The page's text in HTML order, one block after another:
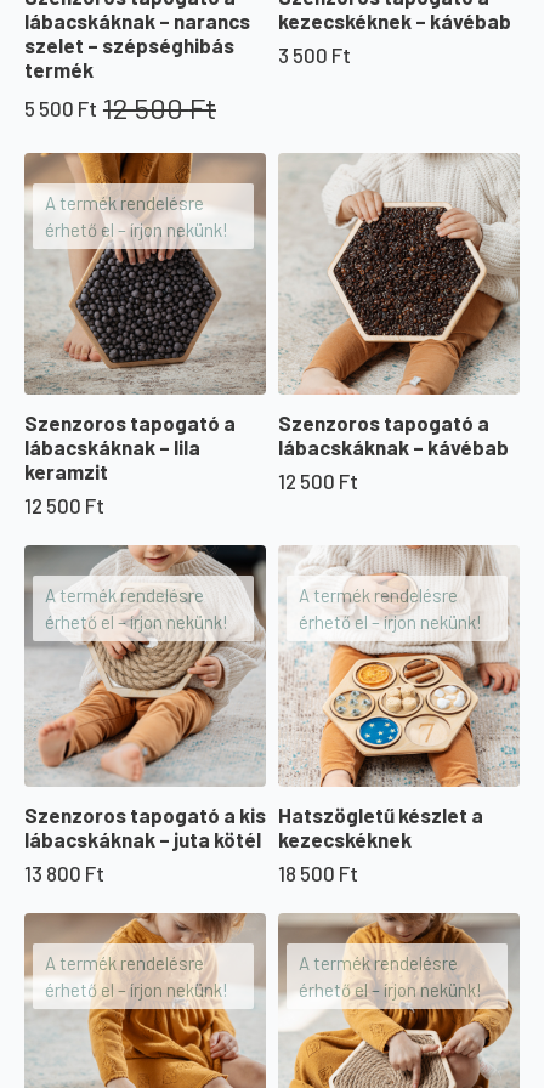
lábacskáknak – narancs
szelet – szépséghibás
termék
12 500Ft
Original
was:
12
500 Ft.
5 500 Ft
Current
is:
5
500 Ft.
kezecskéknek – kávébab
3 500 Ft
A termék rendelésre
érhető el – írjon nekünk!
Szenzoros tapogató a
lábacskáknak – lila
keramzit
12 500 Ft
Szenzoros tapogató a
lábacskáknak – kávébab
12 500 Ft
A termék rendelésre
érhető el – írjon nekünk!
Szenzoros tapogató a kis
lábacskáknak – juta kötél
13 800 Ft
A termék rendelésre
érhető el – írjon nekünk!
Hatszögletű készlet a
kezecskéknek
18 500 Ft
A termék rendelésre
érhető el – írjon nekünk!
A termék rendelésre
érhető el – írjon nekünk!